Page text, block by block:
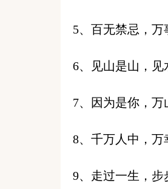
5、百无禁忌，万
6、见山是山，
7、因为是你，万
8、千万人中，万
9、走过一生，步